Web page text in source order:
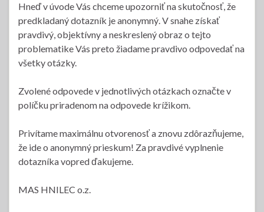
Hneď v úvode Vás chceme upozorniť na skutočnosť, že
predkladaný dotazník je anonymný. V snahe získať
pravdivý, objektívny a neskreslený obraz o tejto
problematike Vás preto žiadame pravdivo odpovedať na
všetky otázky.
Zvolené odpovede v jednotlivých otázkach označte v
políčku priradenom na odpovede krížikom.
Privítame maximálnu otvorenosť a znovu zdôrazňujeme,
že ide o anonymný prieskum! Za pravdivé vyplnenie
dotazníka vopred ďakujeme.
MAS HNILEC o.z.